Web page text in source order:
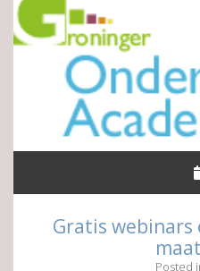
Gratis webinars
Posted